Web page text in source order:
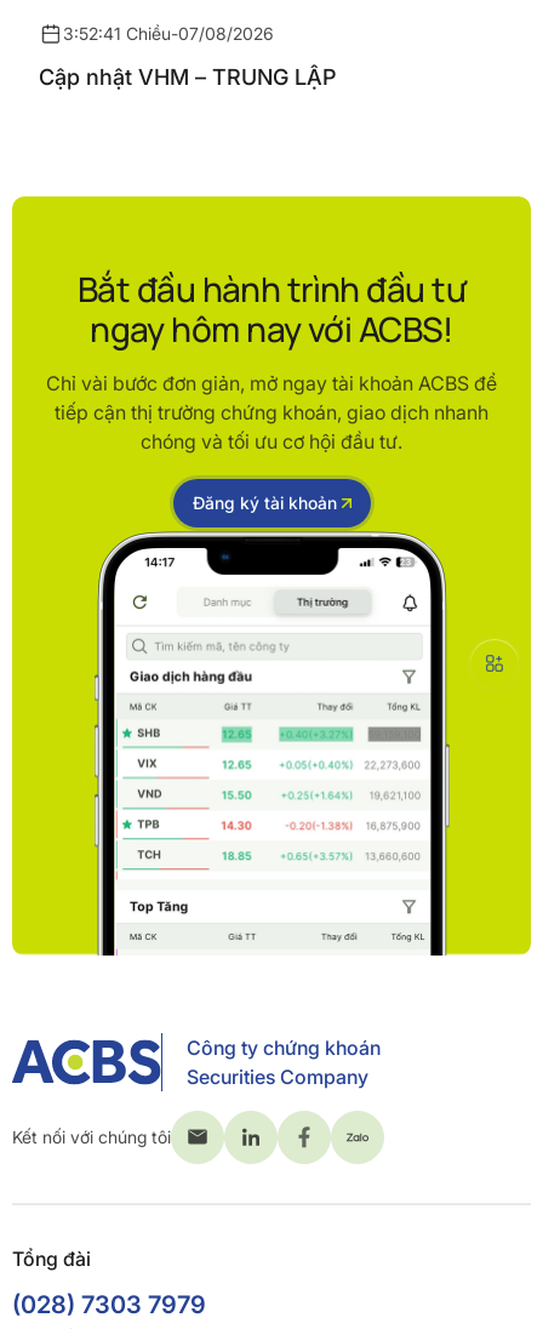
3:52:41 Chiều-07/08/2026
Cập nhật VHM – TRUNG LẬP
Bắt đầu hành trình đầu tư
ngay hôm nay với ACBS!
Chỉ vài bước đơn giản, mở ngay tài khoản ACBS để
tiếp cận thị trường chứng khoán, giao dịch nhanh
chóng và tối ưu cơ hội đầu tư.
Đăng ký tài khoản
Công ty chứng khoán
Securities Company
Kết nối với chúng tôi
Tổng đài
(028) 7303 7979